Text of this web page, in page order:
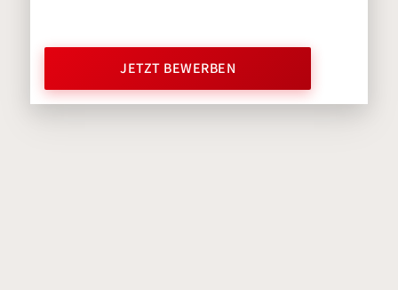
JETZT BEWERBEN